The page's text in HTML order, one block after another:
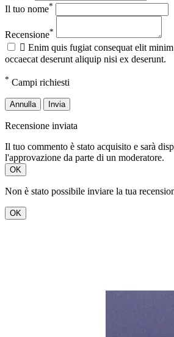
Il tuo nome*
Recensione*
 Enim quis fugiat consequat elit
occaecat deserunt aliquip nisi ex deserunt.
* Campi richiesti
Annulla Invia
Recensione inviata
Il tuo commento è stato acquisito e sarà
l'approvazione da parte di un moderatore.
OK
Non è stato possibile inviare la tua
OK